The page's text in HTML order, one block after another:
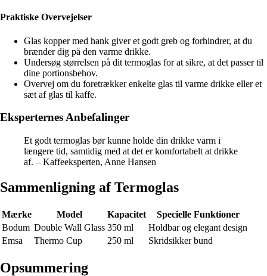
Praktiske Overvejelser
Glas kopper med hank giver et godt greb og forhindrer, at du
brænder dig på den varme drikke.
Undersøg størrelsen på dit termoglas for at sikre, at det passer til
dine portionsbehov.
Overvej om du foretrækker enkelte glas til varme drikke eller et
sæt af glas til kaffe.
Eksperternes Anbefalinger
Et godt termoglas bør kunne holde din drikke varm i
længere tid, samtidig med at det er komfortabelt at drikke
af. – Kaffeeksperten, Anne Hansen
Sammenligning af Termoglas
Mærke Model Kapacitet
Specielle Funktioner
Bodum Double Wall Glass 350 ml
Holdbar og elegant design
Emsa
Thermo Cup 250 ml Skridsikker bund
Opsummering